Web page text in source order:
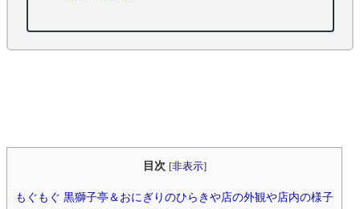
目次 [非表示]
もぐもぐ 黒獅子亭＆おにぎりのひらきや店の外観や店内の様子